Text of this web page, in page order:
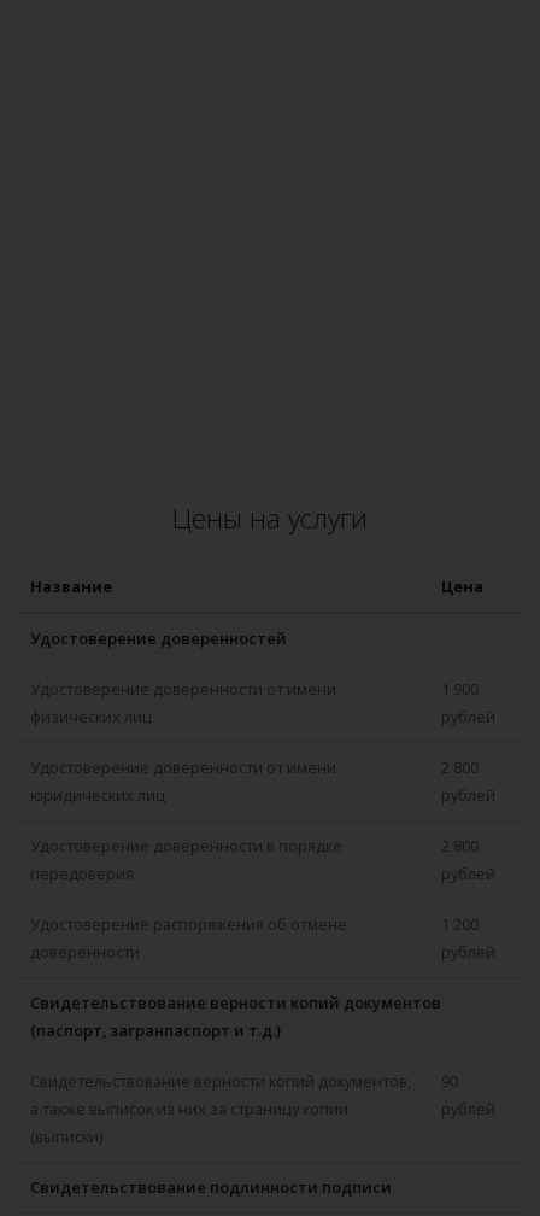
Цены на услуги
Название Цена
Удостоверение доверенностей
Удостоверение доверенности от имени
физических лиц
1 900
рублей
Удостоверение доверенности от имени
юридических лиц
2 800
рублей
Удостоверение доверенности в порядке
передоверия
2 800
рублей
Удостоверение распоряжения об отмене
доверенности
1 200
рублей
Свидетельствование верности копий документов
(паспорт, загранпаспорт и т.д.)
Свидетельствование верности копий документов,
а также выписок из них за страницу копии
(выписки)
90
рублей
Свидетельствование подлинности подписи